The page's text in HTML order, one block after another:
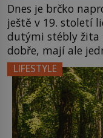
Dnes je brčko
ještě v 19. století
dutými stébly žita
dobře, mají ale
chvíli se
příchuť. Právě
amerického
nápadu, který
LIFESTYLE